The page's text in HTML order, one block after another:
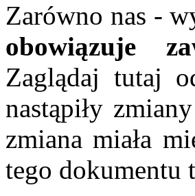
Zarówno nas -
obowiązuje
Zaglądaj tutaj
nastąpiły
zmiana miała
tego dokumentu